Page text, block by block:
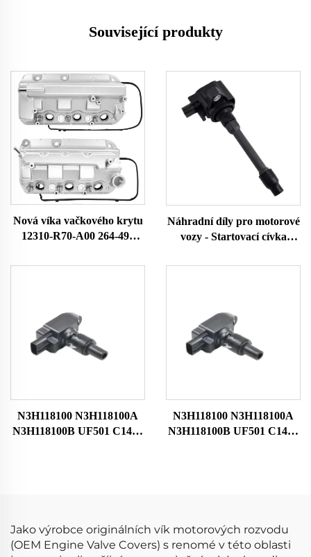
Související produkty
Nová víka vačkového krytu
12310-R70-A00 264-491
A10 pro motor 2008-2017
Náhradní díly pro motorové
vozy - Startovací cívka
3052059B013 20729
Startovací cívka Zapalovací
cívka
N3H118100 N3H118100A
N3H118100B UF501 C1459
N3H118100 N3H118100A
N3H118100B UF501 C1459
Jako výrobce originálních vík motorových rozvodu
(OEM Engine Valve Covers) s renomé v této oblasti